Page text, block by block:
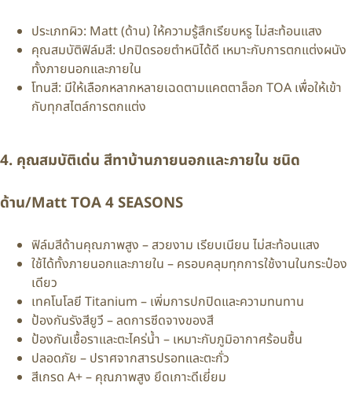
ประเภทผิว: Matt (ด้าน) ให้ความรู้สึกเรียบหรู ไม่สะท้อนแสง
คุณสมบัติฟิล์มสี: ปกปิดรอยตำหนิได้ดี เหมาะกับการตกแต่งผนัง
ทั้งภายนอกและภายใน
โทนสี: มีให้เลือกหลากหลายเฉดตามแคตตาล็อก TOA เพื่อให้เข้า
กับทุกสไตล์การตกแต่ง
4. คุณสมบัติเด่น สีทาบ้านภายนอกและภายใน ชนิด
ด้าน/Matt TOA 4 SEASONS
ฟิล์มสีด้านคุณภาพสูง – สวยงาม เรียบเนียน ไม่สะท้อนแสง
ใช้ได้ทั้งภายนอกและภายใน – ครอบคลุมทุกการใช้งานในกระป๋อง
เดียว
เทคโนโลยี Titanium – เพิ่มการปกปิดและความทนทาน
ป้องกันรังสียูวี – ลดการซีดจางของสี
ป้องกันเชื้อราและตะไคร่น้ำ – เหมาะกับภูมิอากาศร้อนชื้น
ปลอดภัย – ปราศจากสารปรอทและตะกั่ว
สีเกรด A+ – คุณภาพสูง ยึดเกาะดีเยี่ยม